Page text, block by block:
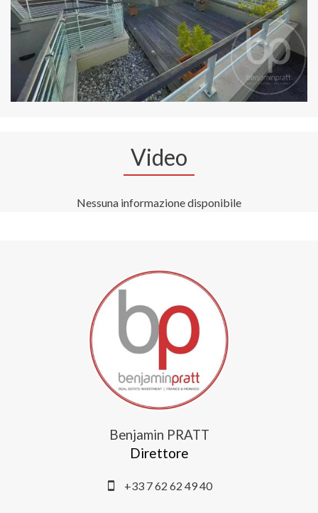
Video
Nessuna informazione disponibile
Benjamin PRATT
Direttore
+33 7 62 62 49 40